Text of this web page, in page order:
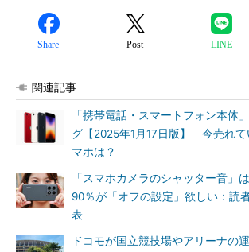
Share Post LINE
関連記事
「携帯電話・スマートフォン本体
グ【2025年1月17日版】 今売れて
マホは？
「スマホカメラのシャッター音」
90％が「オフの設定」欲しい：読
表
ドコモが国立競技場やアリーナの